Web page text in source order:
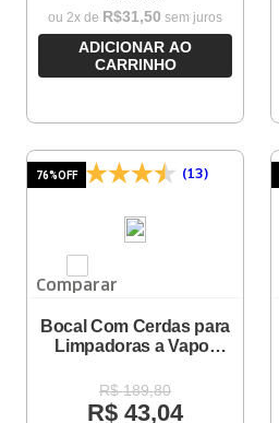
ou 2x de R$31,50 sem juros
ADICIONAR AO
CARRINHO
(13)
Comparar
Bocal Com Cerdas para
Limpadoras a Vapor
76%OFF
R$ 189,80
R$ 43,04